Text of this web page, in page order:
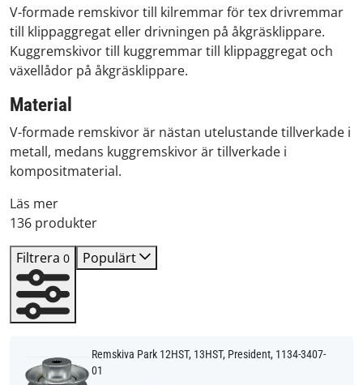
V-formade remskivor till kilremmar för tex drivremmar
till klippaggregat eller drivningen på åkgräsklippare.
Kuggremskivor till kuggremmar till klippaggregat och
växellådor på åkgräsklippare.
Material
V-formade remskivor är nästan utelustande tillverkade i
metall, medans kuggremskivor är tillverkade i
kompositmaterial.
Läs mer
136 produkter
Filtrera 0 Populärt
Remskiva Park 12HST, 13HST, President, 1134-3407-
01